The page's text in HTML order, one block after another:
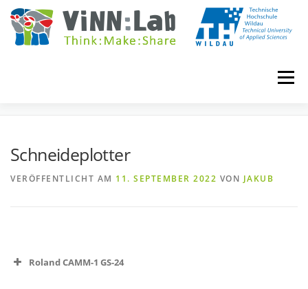
Zum
Inhalt
springen
Menü
EVENTS WIKI UNIVERSITY COURSES
Schneideplotter
VERÖFFENTLICHT AM 11. SEPTEMBER 2022 VON JAKUB
Roland CAMM-1 GS-24